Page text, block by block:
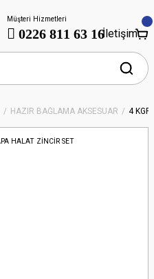
Müşteri Hizmetleri
0226 811 63 16İletişim
HAZIR BAĞLAMA AKSESUAR 4 KGR